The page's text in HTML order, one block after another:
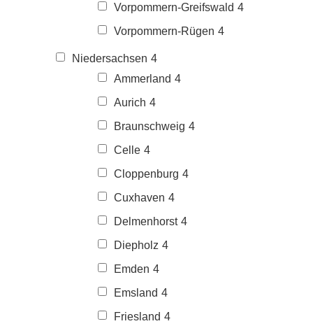
Vorpommern-Greifswald 4
Vorpommern-Rügen 4
Niedersachsen 4
Ammerland 4
Aurich 4
Braunschweig 4
Celle 4
Cloppenburg 4
Cuxhaven 4
Delmenhorst 4
Diepholz 4
Emden 4
Emsland 4
Friesland 4